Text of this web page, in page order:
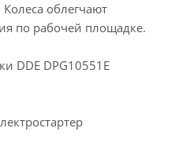
облегчают
по рабочей площадке.
DDE DPG10551E